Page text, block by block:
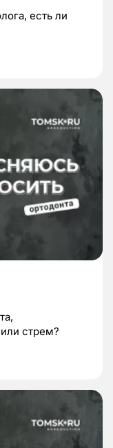
есть ли
стрем?